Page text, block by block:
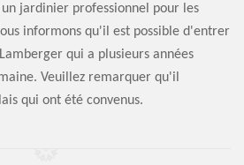
jardinier professionnel pour les
informons qu'il est possible d'entrer
qui a plusieurs années
Veuillez remarquer qu'il
qui ont été convenus.